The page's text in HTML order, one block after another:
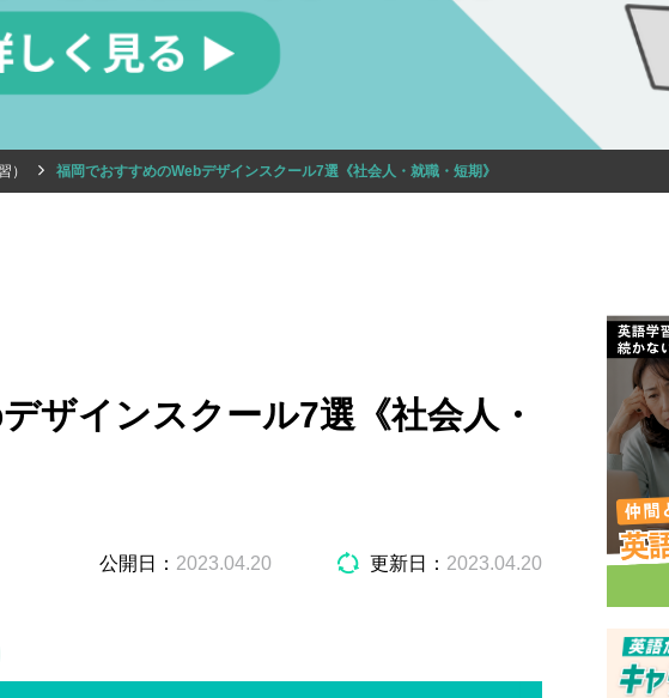
） 福岡でおすすめのWebデザインスクール7選《社会人・就職・短期》
ザインスクール7選《社会人・
公開日： 2023.04.20 更新日： 2023.04.20